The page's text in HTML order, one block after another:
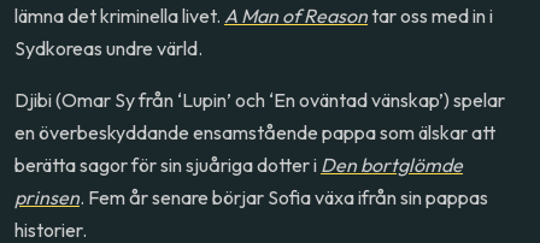
lämna det kriminella livet. A Man of Reasontar oss med in i
Sydkoreas undre värld.
Djibi (Omar Sy från ‘Lupin’ och ‘En oväntad vänskap’) spelar
en överbeskyddande ensamstående pappa som älskar att
berätta sagor för sin sjuåriga dotter i Den bortglömde
prinsen. Fem år senare börjar Sofia växa ifrån sin pappas
historier.